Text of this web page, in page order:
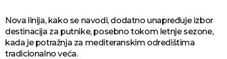
Nova linija, kako se navodi, dodatno unapređuje izbor
destinacija za putnike, posebno tokom letnje sezone,
kada je potražnja za mediteranskim odredištima
tradicionalno veća.